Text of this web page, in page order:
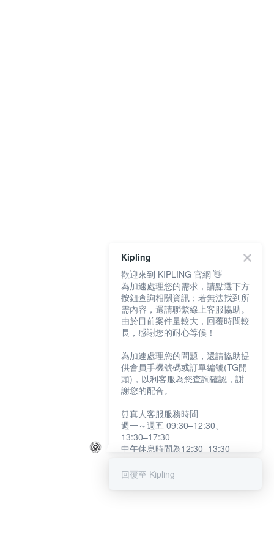
Kipling
歡迎來到 KIPLING 官網 👋
為加速處理您的需求，請點選下方
按鈕查詢相關資訊；若無法找到所
需內容，還請聯繫線上客服協助。
由於目前案件量較大，回覆時間較
長，感謝您的耐心等候！
為加速處理您的問題，還請協助提
供會員手機號碼或訂單編號(TG開
頭)，以利客服為您查詢確認，謝
謝您的配合。
⏰真人客服服務時間
週一～週五 09:30–12:30、
13:30–17:30
中午休息時間為12:30–13:30
提醒您：系統會自動已讀訊息，如
回覆至 Kipling